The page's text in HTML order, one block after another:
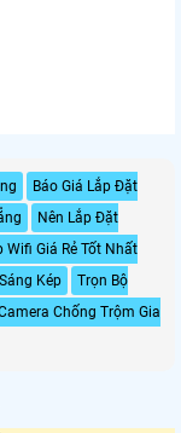
Báo Giá Lắp Đặt
Nên Lắp Đặt
Wifi Giá Rẻ Tốt Nhất
Kép
Trọn Bộ
Chống Trộm Gia